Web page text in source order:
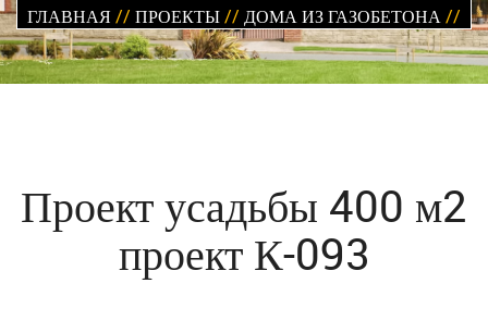
ГЛАВНАЯ// ПРОЕКТЫ// ДОМА ИЗ ГАЗОБЕТОНА//
Проект усадьбы 400 м2
проект К-093